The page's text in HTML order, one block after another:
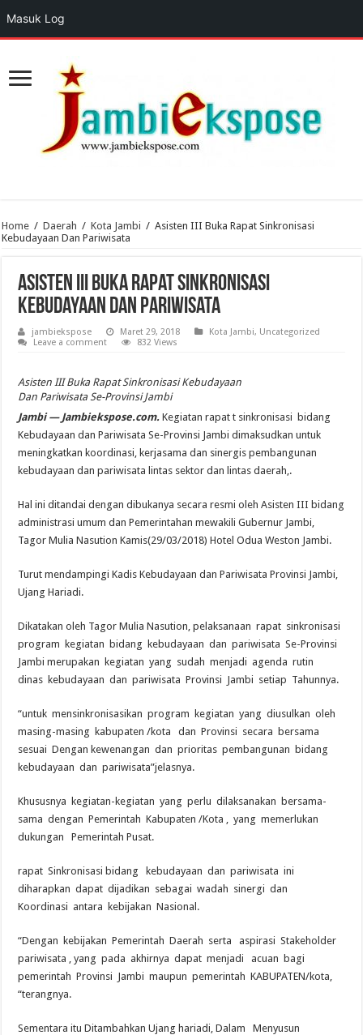
Home / Daerah / Kota Jambi / Asisten III Buka Rapat Sinkronisasi
Kebudayaan Dan Pariwisata
Asisten III Buka Rapat Sinkronisasi
Kebudayaan Dan Pariwisata
jambiekspose Maret 29, 2018 Kota Jambi, Uncategorized
Leave a comment
832 Views
Asisten III Buka Rapat Sinkronisasi Kebudayaan
Dan Pariwisata Se-Provinsi Jambi
Jambi — Jambiekspose.com. Kegiatan rapat t sinkronisasi bidang
Kebudayaan dan Pariwisata Se-Provinsi Jambi dimaksudkan untuk
meningkatkan koordinasi, kerjasama dan sinergis pembangunan
kebudayaan dan pariwisata lintas sektor dan lintas daerah,.
Hal ini ditandai dengan dibukanya secara resmi oleh Asisten III bidang
administrasi umum dan Pemerintahan mewakili Gubernur Jambi,
Tagor Mulia Nasution Kamis(29/03/2018) Hotel Odua Weston Jambi.
Turut mendampingi Kadis Kebudayaan dan Pariwisata Provinsi Jambi,
Ujang Hariadi.
Dikatakan oleh Tagor Mulia Nasution, pelaksanaan rapat sinkronisasi
program kegiatan bidang kebudayaan dan pariwisata Se-Provinsi
Jambi merupakan kegiatan yang sudah menjadi agenda rutin
dinas kebudayaan dan pariwisata Provinsi Jambi setiap Tahunnya.
“untuk mensinkronisasikan program kegiatan yang diusulkan oleh
masing-masing kabupaten /kota dan Provinsi secara bersama
sesuai Dengan kewenangan dan prioritas pembangunan bidang
kebudayaan dan pariwisata”jelasnya.
Khususnya kegiatan-kegiatan yang perlu dilaksanakan bersama-
sama dengan Pemerintah Kabupaten /Kota , yang memerlukan
dukungan Pemerintah Pusat.
rapat Sinkronisasi bidang kebudayaan dan pariwisata ini
diharapkan dapat dijadikan sebagai wadah sinergi dan
Koordinasi antara kebijakan Nasional.
“Dengan kebijakan Pemerintah Daerah serta aspirasi Stakeholder
pariwisata , yang pada akhirnya dapat menjadi acuan bagi
pemerintah Provinsi Jambi maupun pemerintah KABUPATEN/kota,
“terangnya.
Sementara itu Ditambahkan Ujang hariadi, Dalam Menyusun
Masuk Log